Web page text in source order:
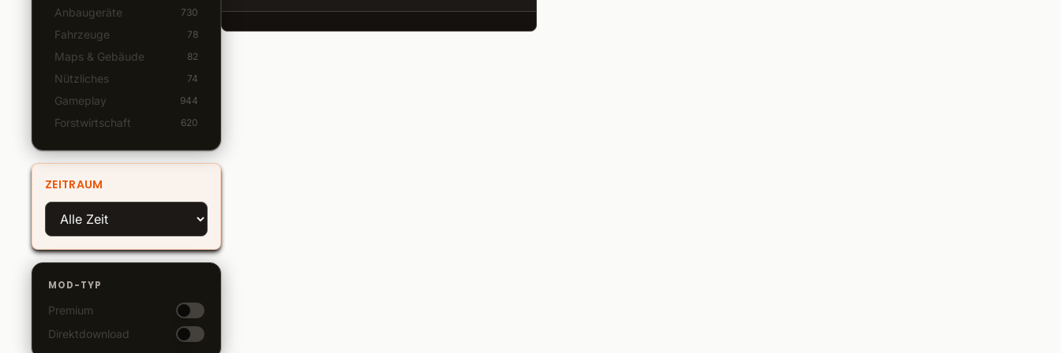
Anbaugeräte 730
Fahrzeuge 78
Maps & Gebäude 82
Nützliches 74
Gameplay 944
Forstwirtschaft 620
ZEITRAUM
MOD-TYP
Premium
Direktdownload